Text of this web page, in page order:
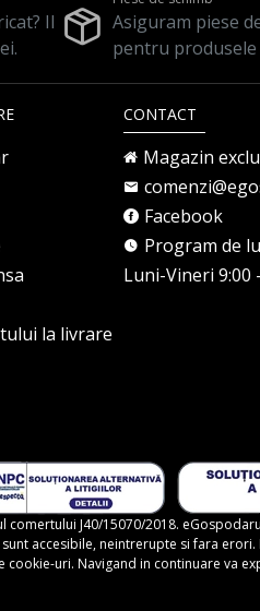
Il
Asiguram piese
pentru produsele
la livrare
CONTACT
Magazin
Facebook
Program de
Luni-Vineri 9:00
comertului J40/15070/2018.
accesibile, neintrerupte si fara
uri. Navigand in continuare va